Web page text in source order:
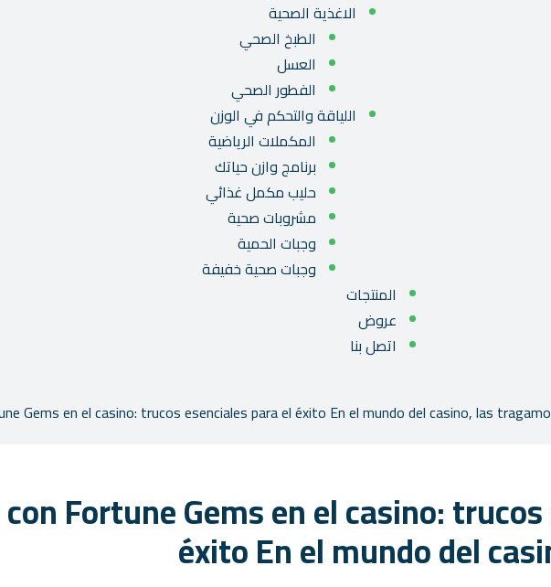
الاغذية الصحية
الطبخ الصحي
العسل
الفطور الصحي
اللياقة والتحكم في الوزن
المكملات الرياضية
برنامج وازن حياتك
حليب مكمل غذائي
مشروبات صحية
وجبات الحمية
وجبات صحية خفيفة
المنتجات
عروض
اتصل بنا
Gems en el casino: trucos esenciales para el éxito En el mundo del casino, las
Fortune Gems en el casino:
éxito En el mundo del